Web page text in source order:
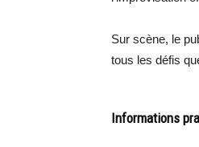
Sur scène, le
tous les défis
Informations